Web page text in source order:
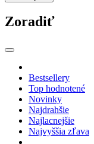
Zoradiť
Bestsellery
Top hodnotené
Novinky
Najdrahšie
Najlacnejšie
Najvyššia zľava